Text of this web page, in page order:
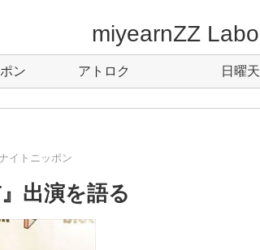
miyearnZZ Labo
ン アトロク 日曜
イトニッポン
出演を語る